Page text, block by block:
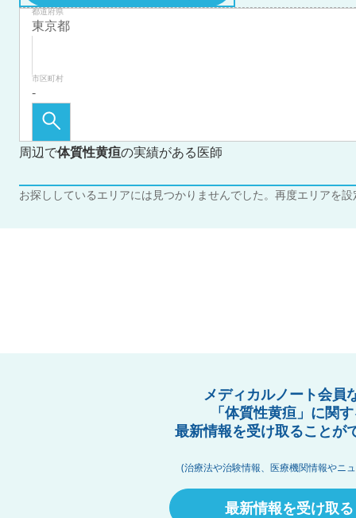
都道府県
市区町村
周辺で体質性黄疸の実績がある医師
お探ししているエリアには見つかりませんでした。再度エリアを
メディカルノート会員
「体質性黄疸」に関
最新情報を受け取ることが
(治療法や治験情報、医療機関情報やニ
最新情報を受け取る